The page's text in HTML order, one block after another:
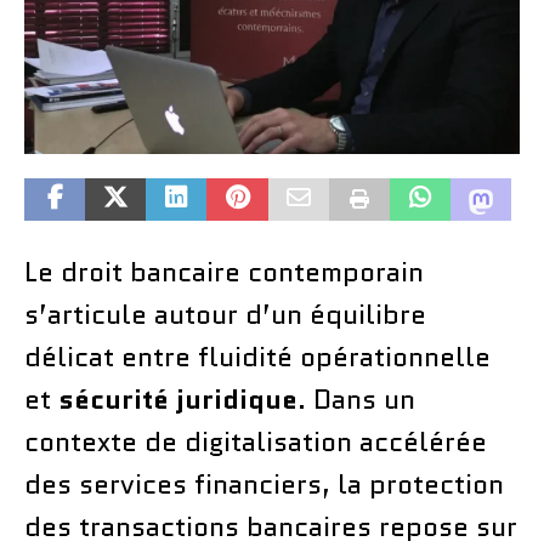
Le droit bancaire contemporain
s’articule autour d’un équilibre
délicat entre fluidité opérationnelle
et sécurité juridique. Dans un
contexte de digitalisation accélérée
des services financiers, la protection
des transactions bancaires repose sur